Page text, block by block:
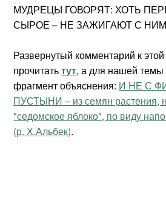
МУДРЕЦЫ ГОВОРЯТ: ХОТЬ
СЫРОЕ – НЕ ЗАЖИГАЮТ С
Развернутый комментарий к
прочитатьтут, а для нашей темы
фрагмент объяснения: И НЕ С
ПУСТЫНИ – из семян растения,
"седомское яблоко", по виду
(р. Х.Альбек).